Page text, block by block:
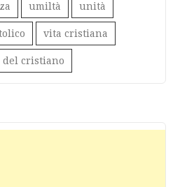
umiltà unità
vita cristiana
del cristiano